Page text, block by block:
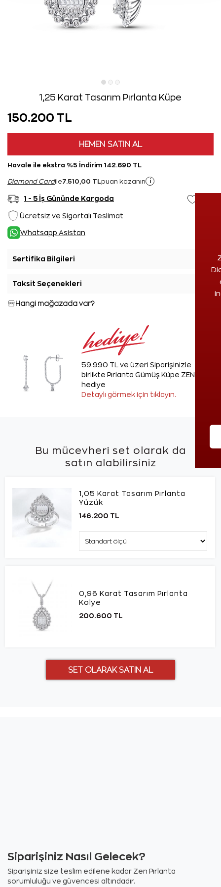
1,25 Karat Tasarım Pırlanta Küpe
150.200 TL
HEMEN SATIN AL
Havale ile ekstra %5 İndirim 142.690 TL
Diamond Cardile7.510,00 TL puan kazanın i
1 - 5 İş Gününde Kargoda
Ücretsiz ve Sigortalı Teslimat
Whatsapp Asistan
Sertifika Bilgileri
Taksit Seçenekleri
Hangi mağazada var?
59.990 TL ve üzeri Siparişinizle
birlikte Pırlanta Gümüş Küpe ZEN'den
hediye
Detaylı görmek için tıklayın.
Bu mücevheri set olarak da
satın alabilirsiniz
1,05 Karat Tasarım Pırlanta
Yüzük
146.200 TL
0,96 Karat Tasarım Pırlanta
Kolye
200.600 TL
Siparişiniz Nasıl Gelecek?
Siparişiniz size teslim edilene kadar Zen Pırlanta
sorumluluğu ve güvencesi altındadır.